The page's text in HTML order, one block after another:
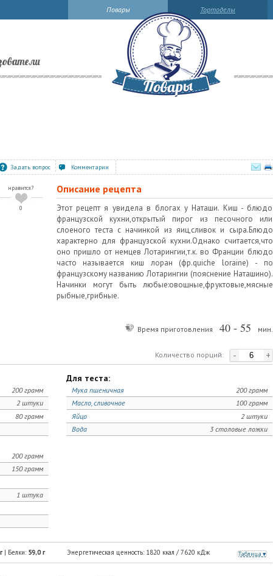
Тортоделы
Повары
Задать вопрос Комментарии
нравится?
0
Описание рецепта
Этот рецепт я увидела в блогах у Наташи. Киш - блюдо
французской кухни,открытый пирог из песочного или
слоеного теста с начинкой из яиц,сливок и сыра.Блюдо
характерно для французской кухни.Однако считается,что
оно пришло от немцев Лотарингии,т.к. во Франции блюдо
часто называется киш лоран (фр.quiche loraine) - по
французскому названию Лотарингии (пояснение Наташино).
Начинки могут быть любые:овощные,фруктовые,мясные
рыбные,грибные.
Время приготовления 40 - 55 мин.
- +
Количество порций:
200 грамм
2 штуки
80 грамм
Для теста:
200 грамм
Мука пшеничная
100 грамм
Масло, сливочное
2 штуки
Яйцо
3 столовые ложки
Вода
200 грамм
150 грамм
1 штука
Таблица
Энергетическая ценность: 1820 ккал / 7620 кДж
г| Белки: 59,0г